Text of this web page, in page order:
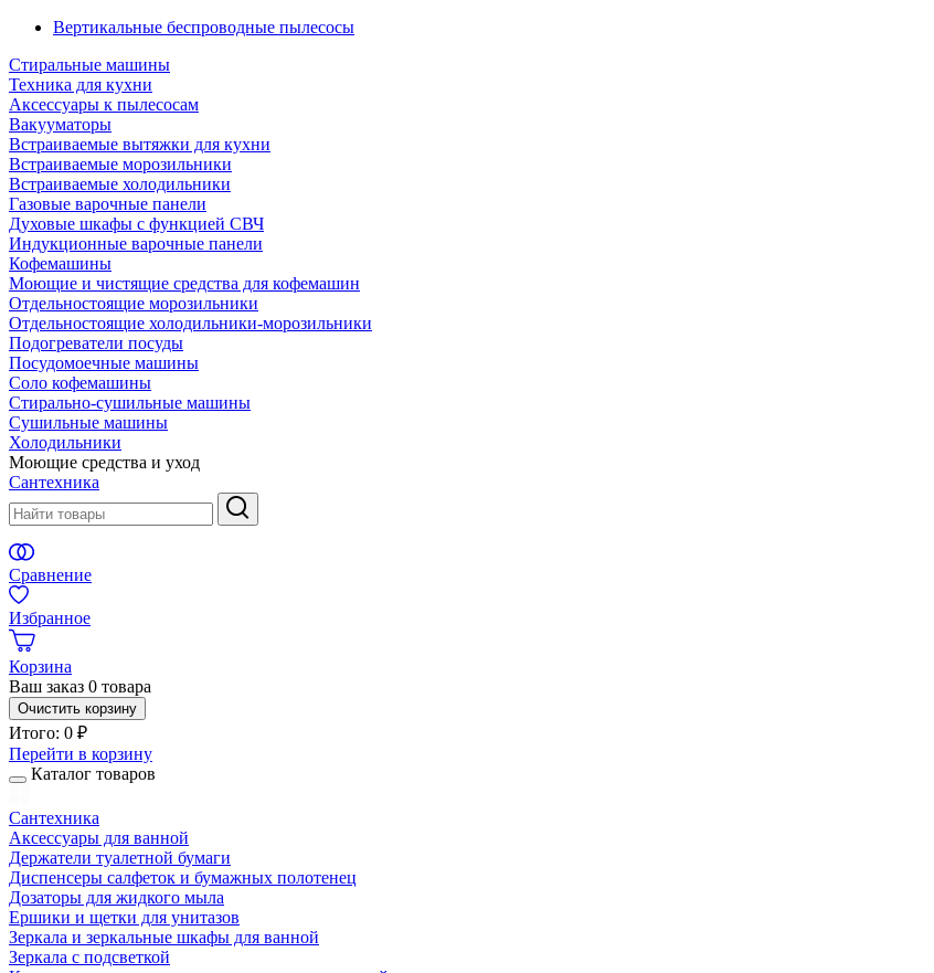
Вертикальные беспроводные пылесосы
Стиральные машины
Техника для кухни
Аксессуары к пылесосам
Вакууматоры
Встраиваемые вытяжки для кухни
Встраиваемые морозильники
Встраиваемые холодильники
Газовые варочные панели
Духовые шкафы с функцией СВЧ
Индукционные варочные панели
Кофемашины
Моющие и чистящие средства для кофемашин
Отдельностоящие морозильники
Отдельностоящие холодильники-морозильники
Подогреватели посуды
Посудомоечные машины
Соло кофемашины
Стирально-сушильные машины
Сушильные машины
Холодильники
Моющие средства и уход
Сантехника
Сравнение
Избранное
Корзина
Ваш заказ 0 товара
Очистить корзину
Итого: 0 ₽
Перейти в корзину
Каталог товаров
Сантехника
Аксессуары для ванной
Держатели туалетной бумаги
Диспенсеры салфеток и бумажных полотенец
Дозаторы для жидкого мыла
Ершики и щетки для унитазов
Зеркала и зеркальные шкафы для ванной
Зеркала с подсветкой